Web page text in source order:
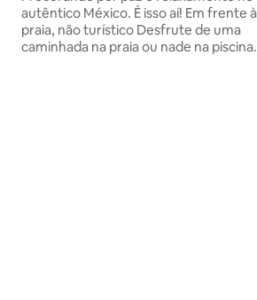
autêntico México. É isso aí! Em frente à
praia, não turístico Desfrute de uma
caminhada na praia ou nade na piscina.